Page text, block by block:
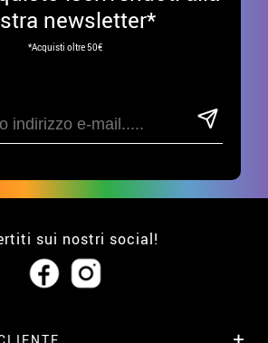
newsletter*
*Acquisti oltre 50€
sui nostri social!